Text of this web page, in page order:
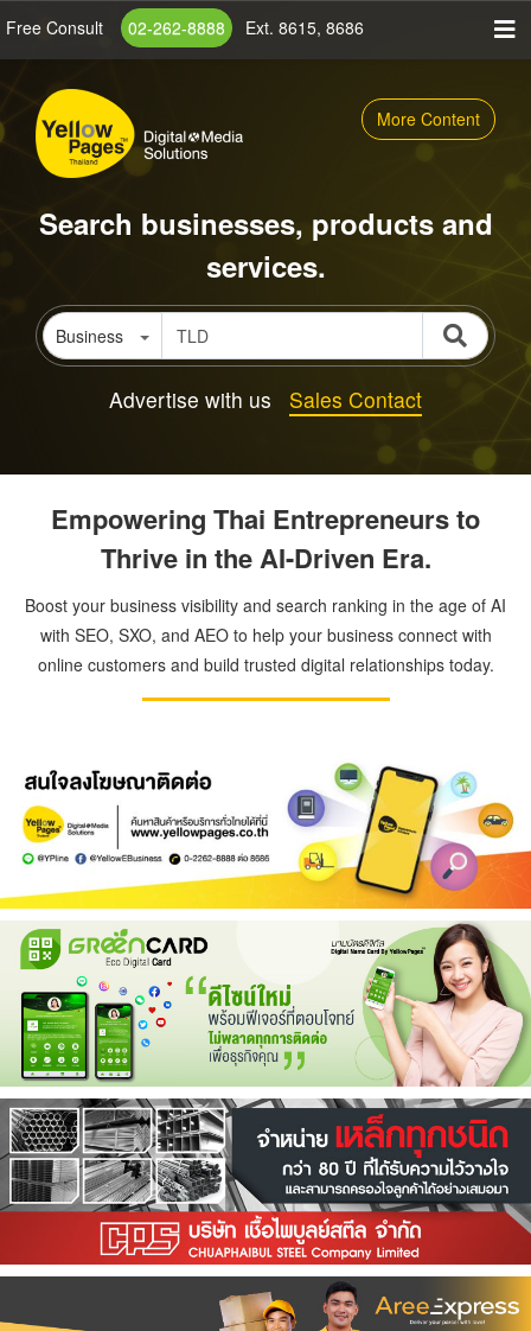
content
Free Consult 02-262-8888 Ext. 8615, 8686
More Content
Search businesses, products and
services.
Business
Advertise with us Sales Contact
Empowering Thai Entrepreneurs to
Thrive in the AI-Driven Era.
Boost your business visibility and search ranking in the age of AI
with SEO, SXO, and AEO to help your business connect with
online customers and build trusted digital relationships today.